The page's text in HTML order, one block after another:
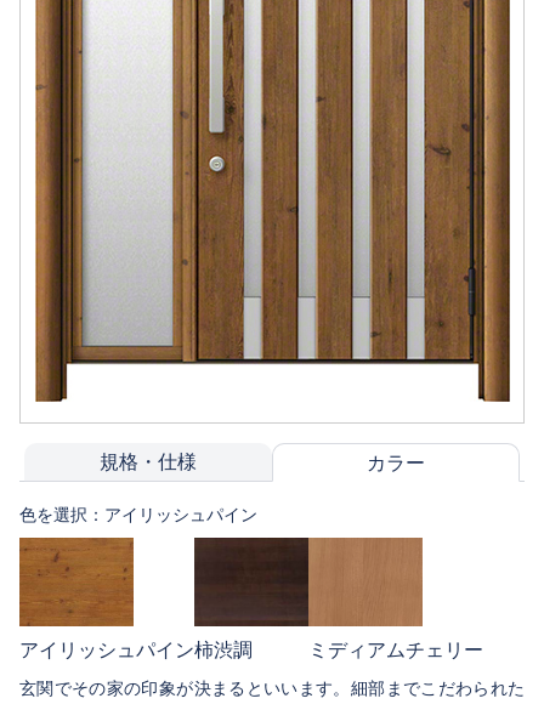
規格・仕様 カラー
色を選択： アイリッシュパイン
アイリッシュパイン柿渋調 ミディアムチェリー
玄関でその家の印象が決まるといいます。細部までこだわられた